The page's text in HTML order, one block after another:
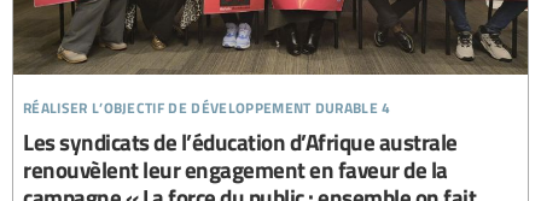
réaliser l’objectif de développement durable 4
Les syndicats de l’éducation d’Afrique australe
renouvèlent leur engagement en faveur de la